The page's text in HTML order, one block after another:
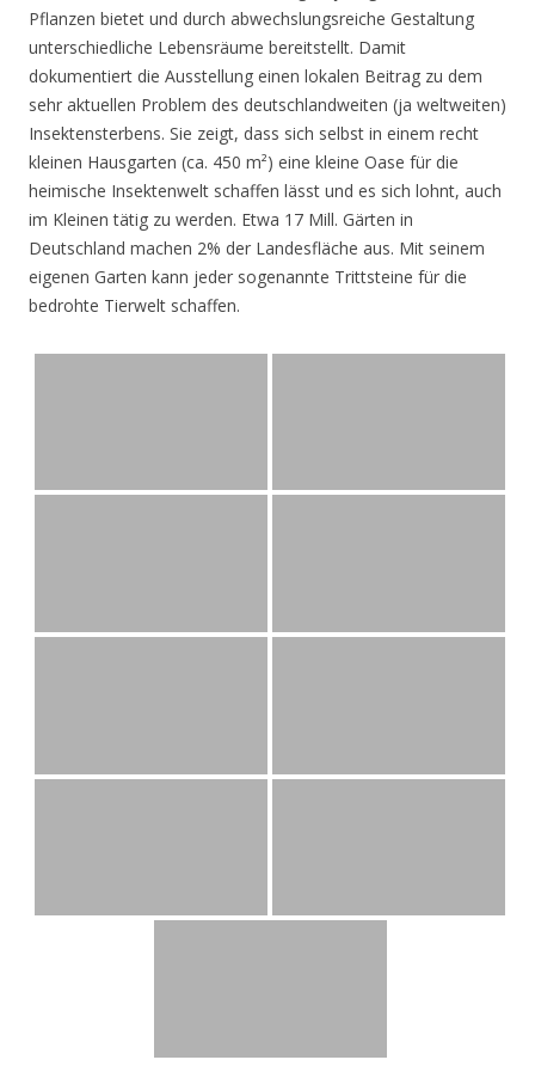
Pflanzen bietet und durch abwechslungsreiche Gestaltung
unterschiedliche Lebensräume bereitstellt. Damit
dokumentiert die Ausstellung einen lokalen Beitrag zu dem
sehr aktuellen Problem des deutschlandweiten (ja weltweiten)
Insektensterbens. Sie zeigt, dass sich selbst in einem recht
kleinen Hausgarten (ca. 450 m²) eine kleine Oase für die
heimische Insektenwelt schaffen lässt und es sich lohnt, auch
im Kleinen tätig zu werden. Etwa 17 Mill. Gärten in
Deutschland machen 2% der Landesfläche aus. Mit seinem
eigenen Garten kann jeder sogenannte Trittsteine für die
bedrohte Tierwelt schaffen.